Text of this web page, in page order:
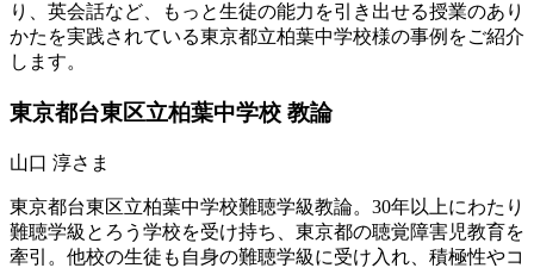
り、英会話など、もっと生徒の能力を引き出せる授業のあり
かたを実践されている東京都立柏葉中学校様の事例をご紹介
します。
東京都台東区立柏葉中学校 教論
山口 淳さま
東京都台東区立柏葉中学校難聴学級教論。30年以上にわたり
難聴学級とろう学校を受け持ち、東京都の聴覚障害児教育を
牽引。他校の生徒も自身の難聴学級に受け入れ、積極性やコ